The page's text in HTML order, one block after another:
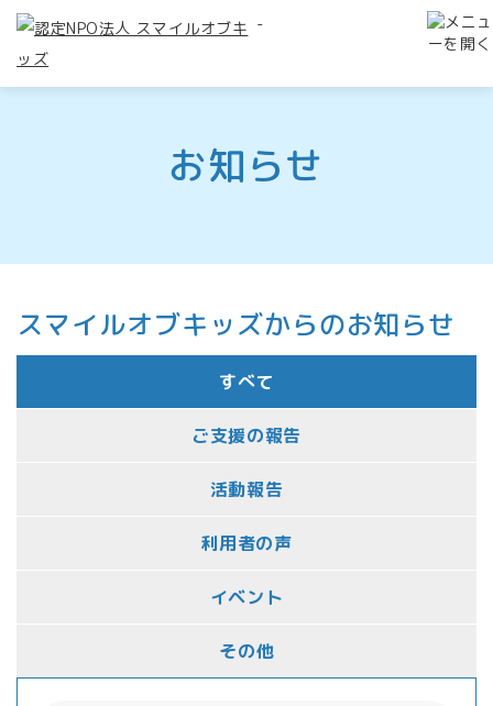
-
お知らせ
スマイルオブキッズからのお知らせ
すべて
ご支援の報告
活動報告
利用者の声
イベント
その他